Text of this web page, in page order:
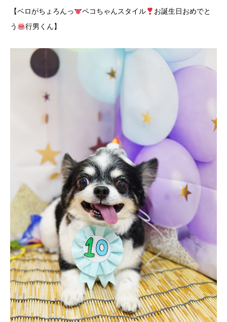
【ベロがちょろんっ ペコちゃんスタイル
お誕生日おめでと
う
行男くん】